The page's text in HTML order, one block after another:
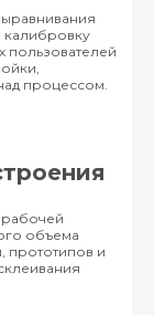
калибровку
пользователей
процессом.
объема
прототипов и